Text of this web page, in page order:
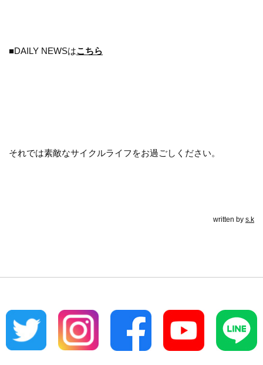
■DAILY NEWSはこちら
それでは素敵なサイクルライフをお過ごしください。
written by s.k